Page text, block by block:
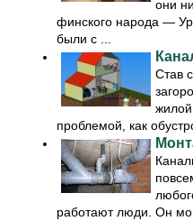
они
финского народа —
были с ...
Став
жилой
проблемой, как
работают люди. Он